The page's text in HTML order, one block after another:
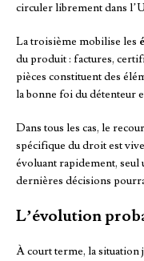
circuler librement dans
La troisième mobilise les
du produit : factures,
pièces constituent des
la bonne foi du détenteur
Dans tous les cas, le
spécifique du droit est
évoluant rapidement,
dernières décisions
L’évolution
À court terme, la